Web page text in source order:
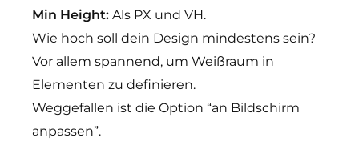
Min Height: Als PX und VH.
Wie hoch soll dein Design mindestens sein?
Vor allem spannend, um Weißraum in
Elementen zu definieren.
Weggefallen ist die Option “an Bildschirm
anpassen”.